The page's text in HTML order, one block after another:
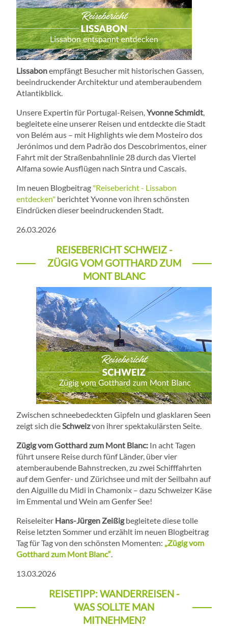
Lissabonempfängt Besucher mit historischen Gassen,
beeindruckender Architektur und atemberaubendem
Atlantikblick.
Unsere Expertin für Portugal-Reisen,Yvonne Schmidt,
begleitete eine unserer Reisen und entdeckte die Stadt
von Belém aus – mit Highlights wie dem Mosteiro dos
Jerónimos und dem Padrão dos Descobrimentos, einer
Fahrt mit der Straßenbahnlinie 28 durch das Viertel
Alfama sowie Ausflügen nach Sintra und Cascais.
Im neuen Blogbeitrag "Reisebericht - Lissabon
entdecken" berichtet Yvonne von ihren schönsten
Eindrücken dieser beeindruckenden Stadt.
26.03.2026
REISEBERICHT SCHWEIZ -
ZÜGIG VOM GOTTHARD ZUM
MONT BLANC
Zwischen schneebedeckten Gipfeln und glasklaren Seen
zeigt sich dieSchweizvon ihrer spektakulärsten Seite.
Zügig vom Gotthard zum Mont Blanc: In acht Tagen
führt unsere Reise durch fünf Länder, über vier
atemberaubende Bahnstrecken, zu zwei Schifffahrten
auf dem Genfer- und Zürichsee und mit der Seilbahn auf
den Aiguille du Midi in Chamonix – dazu Schweizer Käse
im Emmental und Wein am Genfer See!
Reiseleiter Hans-Jürgen Zeißigbegleitete diese tolle
Reise letzten Sommer und erzählt im neuen Blogbeitrag
Tag für Tag von den schönsten Momenten: „Zügig vom
Gotthard zum Mont Blanc“.
13.03.2026
REISETIPP: WANDERREISEN -
WAS SOLLTE MAN
MITNEHMEN?